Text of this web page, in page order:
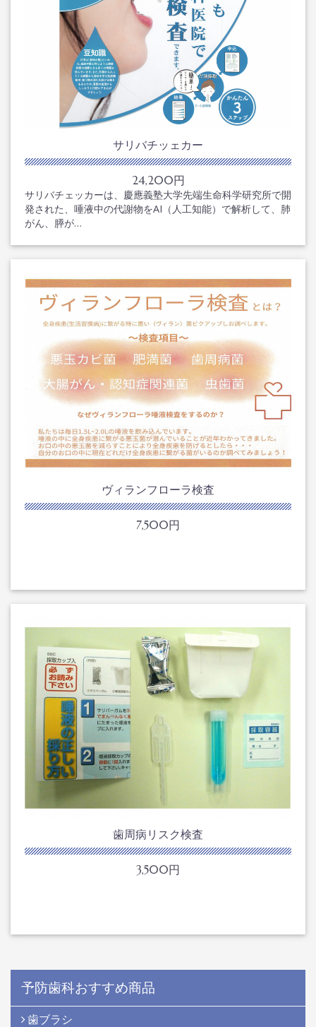
サリバチッェカー
24,200円
サリバチェッカーは、慶應義塾大学先端生命科学研究所で開
発された、唾液中の代謝物をAI（人工知能）で解析して、肺
がん、膵が…
ヴィランフローラ検査
7,500円
歯周病リスク検査
3,500円
予防歯科おすすめ商品
歯ブラシ